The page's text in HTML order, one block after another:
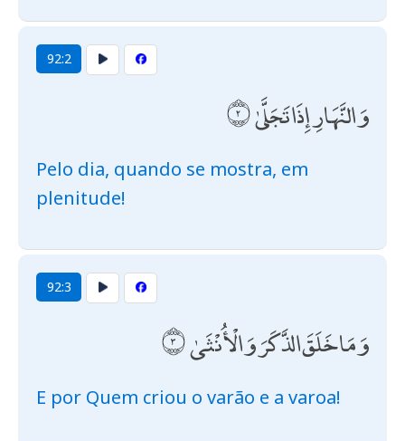
92:2
وَالنَّهَارِ إِذَا تَجَلَّىٰ
Pelo dia, quando se mostra, em
plenitude!
92:3
وَمَا خَلَقَ الذَّكَرَ وَالْأُنْثَىٰ
E por Quem criou o varão e a varoa!